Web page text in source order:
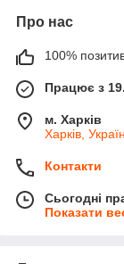
Про нас
100%
Працює з
м. Харків
Харків,
Контакти
Сьогодні
Показати